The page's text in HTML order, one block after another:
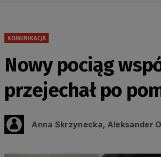
KOMUNIKACJA
Nowy pociąg
przejechał po
Anna Skrzynecka, Aleksander